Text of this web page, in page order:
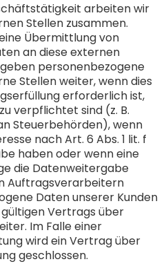
arbeiten wir
Stellen zusammen.
Übermittlung von
an diese externen
personenbezogene
Stellen weiter, wenn dies
erforderlich ist,
verpflichtet sind (z. B.
Steuerbehörden), wenn
nach Art. 6 Abs. 1 lit. f
haben oder wenn eine
die Datenweitergabe
Auftragsverarbeitern
Daten unserer Kunden
Vertrags über
Im Falle einer
wird ein Vertrag über
geschlossen.